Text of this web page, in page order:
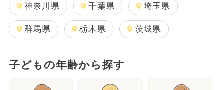
神奈川県 千葉県 埼玉県
群馬県 栃木県 茨城県
子どもの年齢から探す